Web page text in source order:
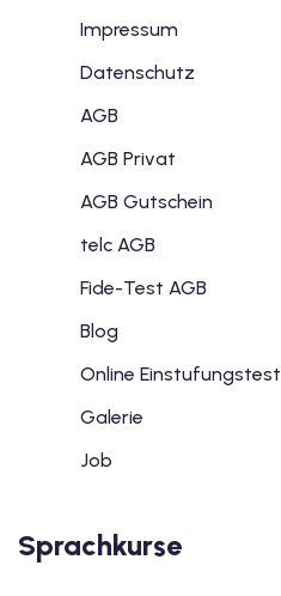
Impressum
Datenschutz
AGB
AGB Privat
AGB Gutschein
telc AGB
Fide-Test AGB
Blog
Online Einstufungstest
Galerie
Job
Sprachkurse